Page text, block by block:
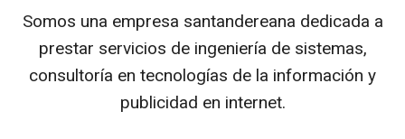
Somos una empresa santandereana dedicada a
prestar servicios de ingeniería de sistemas,
consultoría en tecnologías de la información y
publicidad en internet.